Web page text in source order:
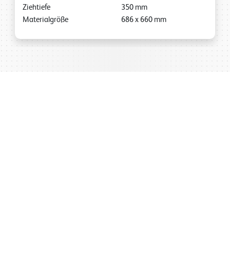
Ziehtiefe
350 mm
Materialgröße
686 x 660 mm